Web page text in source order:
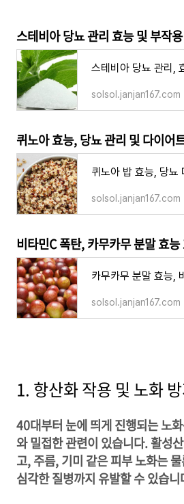
스테비아 당뇨 관리 효능 및 부작용
solsol.janjan167.com
퀴노아 효능, 당뇨 관리 및 다이어
solsol.janjan167.com
비타민C 폭탄, 카무카무 분말 효능
solsol.janjan167.com
1. 항산화 작용 및 노화
40대부터 눈에 띄게 진행되는 노
와 밀접한 관련이 있습니다. 활성
고, 주름, 기미 같은 피부 노화는
심각한 질병까지 유발할 수 있습니